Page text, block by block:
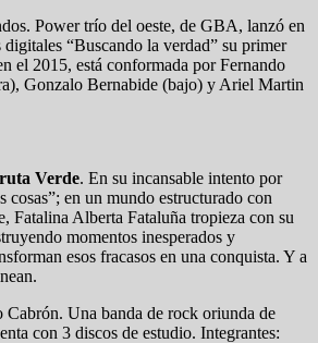
Power trío del oeste, de GBA, lanzó en
“Buscando la verdad” su primer
el 2015, está conformada por Fernando
Gonzalo Bernabide (bajo) y Ariel Martin
Verde. En su incansable intento por
cosas”; en un mundo estructurado con
Fatalina Alberta Fataluña tropieza con su
momentos inesperados y
esos fracasos en una conquista. Y a
Cabrón. Una banda de rock oriunda de
con 3 discos de estudio. Integrantes: